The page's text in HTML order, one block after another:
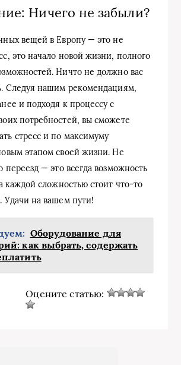
Ничего не забыли?
вещей в Европу — это не
это начало новой жизни, полного
Ничто не должно вас
Следуя нашим рекомендациям,
и подходя к процессу с
потребностей, вы сможете
стресс и по максимуму
этапом своей жизни. Не
переезд — это всегда возможность
каждой сложностью стоит что-то
Удачи на вашем пути!
Оборудование для
как выбрать, содержать
Оцените статью: